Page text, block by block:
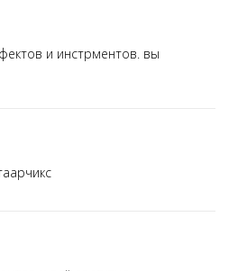
и инстрментов. вы